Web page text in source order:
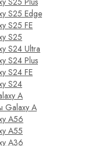
S25 Edge
S25 FE
S25
S24 Ultra
S24 Plus
S24 FE
S24
A
Galaxy A
A56
A55
A36